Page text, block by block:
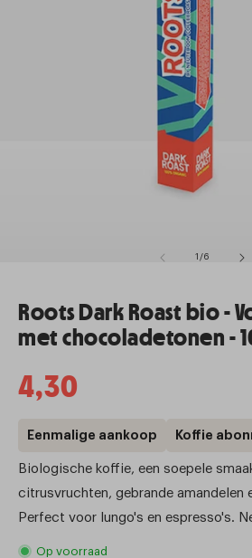
1 /van
6
Roots Dark Roast bio -
met chocoladetonen -
Normale
4,30
Eenmalige aankoop Koffie
Biologische koffie, een soepele
citrusvruchten, gebrande amandelen
Perfect voor lungo's en espresso's.
Op voorraad